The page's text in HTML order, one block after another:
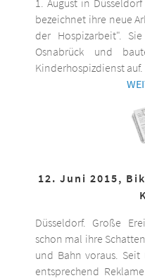
bezeichnet ihre neue
der Hospizarbeit".
Osnabrück und
Kinderhospizdienst auf.
12. Juni 2015,
Düsseldorf. Große
schon mal ihre
und Bahn voraus.
entsprechend